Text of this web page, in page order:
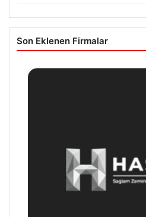
Son Eklenen Firmalar